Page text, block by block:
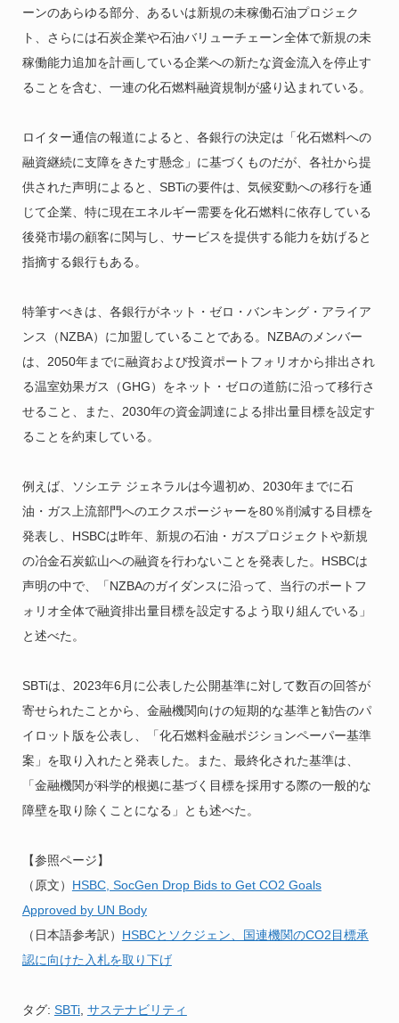
ーンのあらゆる部分、あるいは新規の未稼働石油プロジェク
ト、さらには石炭企業や石油バリューチェーン全体で新規の未
稼働能力追加を計画している企業への新たな資金流入を停止す
ることを含む、一連の化石燃料融資規制が盛り込まれている。
ロイター通信の報道によると、各銀行の決定は「化石燃料への
融資継続に支障をきたす懸念」に基づくものだが、各社から提
供された声明によると、SBTiの要件は、気候変動への移行を通
じて企業、特に現在エネルギー需要を化石燃料に依存している
後発市場の顧客に関与し、サービスを提供する能力を妨げると
指摘する銀行もある。
特筆すべきは、各銀行がネット・ゼロ・バンキング・アライア
ンス（NZBA）に加盟していることである。NZBAのメンバー
は、2050年までに融資および投資ポートフォリオから排出され
る温室効果ガス（GHG）をネット・ゼロの道筋に沿って移行さ
せること、また、2030年の資金調達による排出量目標を設定す
ることを約束している。
例えば、ソシエテ ジェネラルは今週初め、2030年までに石
油・ガス上流部門へのエクスポージャーを80％削減する目標を
発表し、HSBCは昨年、新規の石油・ガスプロジェクトや新規
の冶金石炭鉱山への融資を行わないことを発表した。HSBCは
声明の中で、「NZBAのガイダンスに沿って、当行のポートフ
ォリオ全体で融資排出量目標を設定するよう取り組んでいる」
と述べた。
SBTiは、2023年6月に公表した公開基準に対して数百の回答が
寄せられたことから、金融機関向けの短期的な基準と勧告のパ
イロット版を公表し、「化石燃料金融ポジションペーパー基準
案」を取り入れたと発表した。また、最終化された基準は、
「金融機関が科学的根拠に基づく目標を採用する際の一般的な
障壁を取り除くことになる」とも述べた。
【参照ページ】
（原文） HSBC, SocGen Drop Bids to Get CO2 Goals
Approved by UN Body
（日本語参考訳） HSBCとソクジェン、国連機関のCO2目標承
認に向けた入札を取り下げ
タグ: SBTi, サステナビリティ